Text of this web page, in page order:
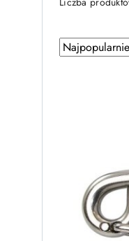
Zastosowano
sortowanie:
Sortuj
według